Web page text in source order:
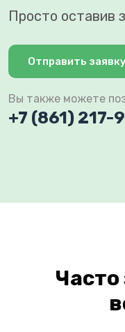
Просто оставив
Отправить заявку
Вы также можете
+7 (861) 217-